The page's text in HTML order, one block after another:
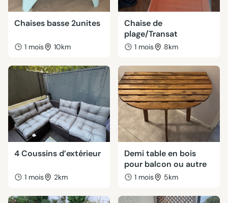
Chaises basse 2unites
1 mois 10km
Chaise de
plage/Transat
1 mois 8km
4 Coussins d’extérieur
1 mois 2km
Demi table en bois
pour balcon ou autre
1 mois 5km